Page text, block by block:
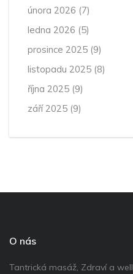
února 2026 (7)
ledna 2026 (5)
prosince 2025 (9)
listopadu 2025 (8)
října 2025 (9)
září 2025 (9)
O nás
Tantrická masáž, Zdraví a